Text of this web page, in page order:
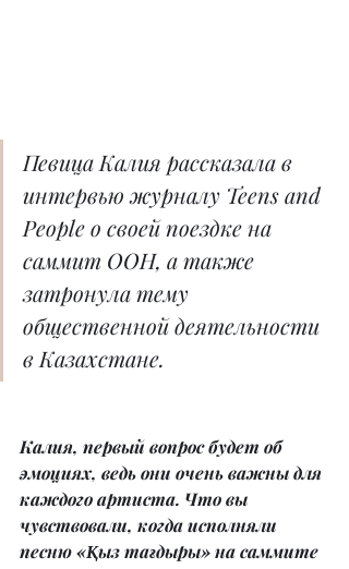
Певица Калия рассказала в
интервью журналу Teens and
People о своей поездке на
саммит ООН, а также
затронула тему
общественной деятельности
в Казахстане.
Калия, первый вопрос будет об
эмоциях, ведь они очень важны для
каждого артиста. Что вы
чувствовали, когда исполняли
песню «Қыз тағдыры» на саммите